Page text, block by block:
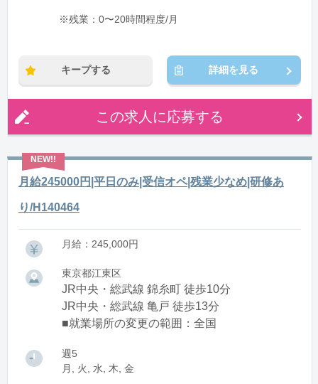
※残業：0〜20時間程度/月
キープする 詳細を見る
この求人に応募する
月給245000円|平日のみ|受信オペ|残業少なめ|研修あ
り/H140464
月給：245,000円
東京都江東区
JR中央・総武線 錦糸町 徒歩10分
JR中央・総武線 亀戸 徒歩13分
■就業場所の変更の範囲：全国
週5
月, 火, 水, 木, 金